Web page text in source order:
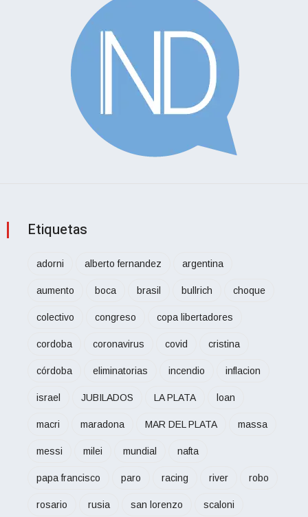
Etiquetas
adorni alberto fernandez argentina
aumento boca brasil bullrich choque
colectivo congreso copa libertadores
cordoba coronavirus covid cristina
córdoba eliminatorias incendio inflacion
israel JUBILADOS LA PLATA loan
macri maradona MAR DEL PLATA massa
messi milei mundial nafta
papa francisco paro racing river robo
rosario rusia san lorenzo scaloni